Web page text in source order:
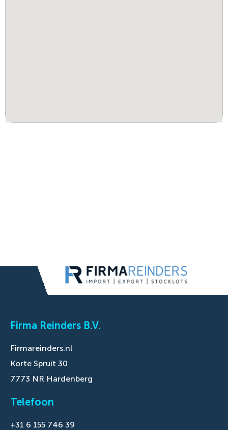
Firma Reinders B.V.
Firmareinders.nl
Korte Spruit 30
7773 NR Hardenberg
Telefoon
+31 6 155 746 39